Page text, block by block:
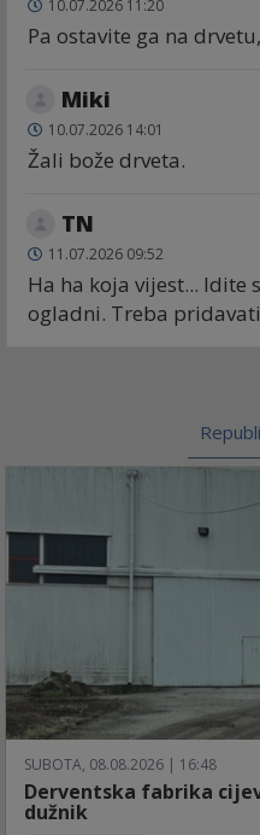
10.07.2026 11:20
Pa ostavite ga na
Miki
10.07.2026 14:01
Žali bože drveta.
TN
11.07.2026 09:52
Ha ha koja vijest... Idite
ogladni. Treba
SUBOTA, 08.08.2026 | 16:48
Derventska fabrika
dužnik